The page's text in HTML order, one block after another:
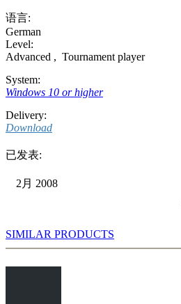
语言:
German
Level:
Advanced , Tournament player
System:
Windows 10 or higher
Delivery:
Download
已发表:
2月 2008
SIMILAR PRODUCTS